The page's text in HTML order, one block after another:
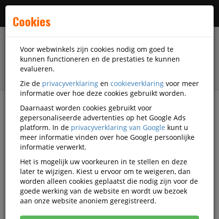
filter
Nieuw
Nieuw in het assortiment
Actief filter: CP
Cookies
Voor webwinkels zijn cookies nodig om goed te
kunnen functioneren en de prestaties te kunnen
evalueren.
Zie de privacyverklaring en cookieverklaring voor meer
informatie over hoe deze cookies gebruikt worden.
Daarnaast worden cookies gebruikt voor
gepersonaliseerde advertenties op het Google Ads
platform. In de privacyverklaring van Google kunt u
meer informatie vinden over hoe Google persoonlijke
informatie verwerkt.
Het is mogelijk uw voorkeuren in te stellen en deze
later te wijzigen. Kiest u ervoor om te weigeren, dan
worden alleen cookies geplaatst die nodig zijn voor de
goede werking van de website en wordt uw bezoek
aan onze website anoniem geregistreerd.